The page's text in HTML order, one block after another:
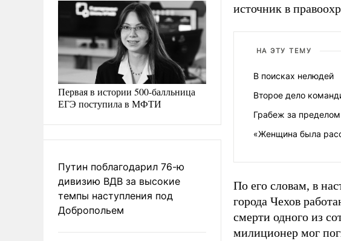
Первая в истории 500-балльница
ЕГЭ поступила в МФТИ
Путин поблагодарил 76-ю
дивизию ВДВ за высокие
темпы наступления под
Добропольем
источник в
НА ЭТУ ТЕМУ
В поисках нелюдей
Второе дело
Грабеж за
«Женщина была
По его словам, в
города Чехов
смерти одного из
милиционер мог